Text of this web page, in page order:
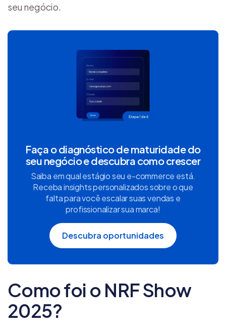
seu negócio.
Faça o diagnóstico de maturidade do
seu negócio e descubra como crescer
Saiba em qual estágio seu e-commerce está.
Receba insights personalizados sobre o que
falta para você escalar suas vendas e
profissionalizar sua marca!
Descubra oportunidades
Como foi o NRF Show
2025?